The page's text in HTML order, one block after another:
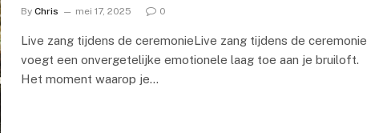
By Chris mei 17, 2025 0
Live zang tijdens de ceremonieLive zang tijdens de ceremonie
voegt een onvergetelijke emotionele laag toe aan je bruiloft.
Het moment waarop je…